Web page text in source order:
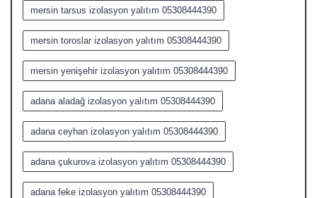
mersin tarsus izolasyon yalıtım 05308444390
mersin toroslar izolasyon yalıtım 05308444390
mersin yenişehir izolasyon yalıtım 05308444390
adana aladağ izolasyon yalıtım 05308444390
adana ceyhan izolasyon yalıtım 05308444390
adana çukurova izolasyon yalıtım 05308444390
adana feke izolasyon yalıtım 05308444390